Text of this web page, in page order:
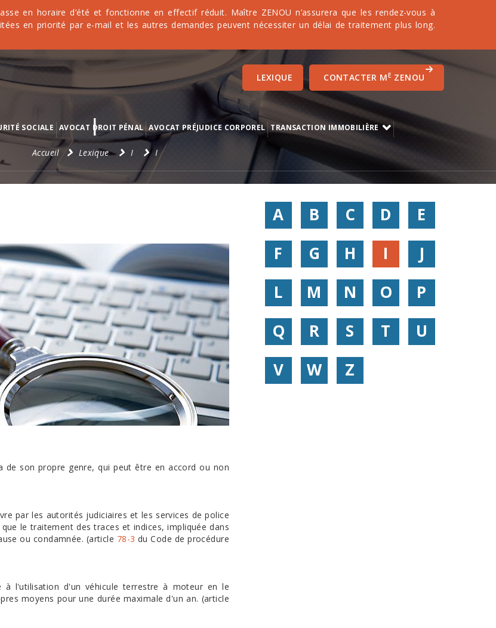
en horaire d’été et fonctionne en effectif réduit. Maître ZENOU n’assurera que les rendez-vous à
en priorité par e-mail et les autres demandes peuvent nécessiter un délai de traitement plus long.
CONTACTER ME ZENOU
LEXIQUE
SOCIALE AVOCAT DROIT PÉNAL AVOCAT PRÉJUDICE CORPOREL TRANSACTION IMMOBILIÈRE
I
Accueil Lexique I I
de son propre genre, qui peut être en accord ou non
par les autorités judiciaires et les services de police
le traitement des traces et indices, impliquée dans
ou condamnée. (article 78-3 du Code de procédure
à l'utilisation d'un véhicule terrestre à moteur en le
moyens pour une durée maximale d'un an. (article
A B C D
E
F
G H I
J
L
M N O
P
Q
R S T
U
V
W Z